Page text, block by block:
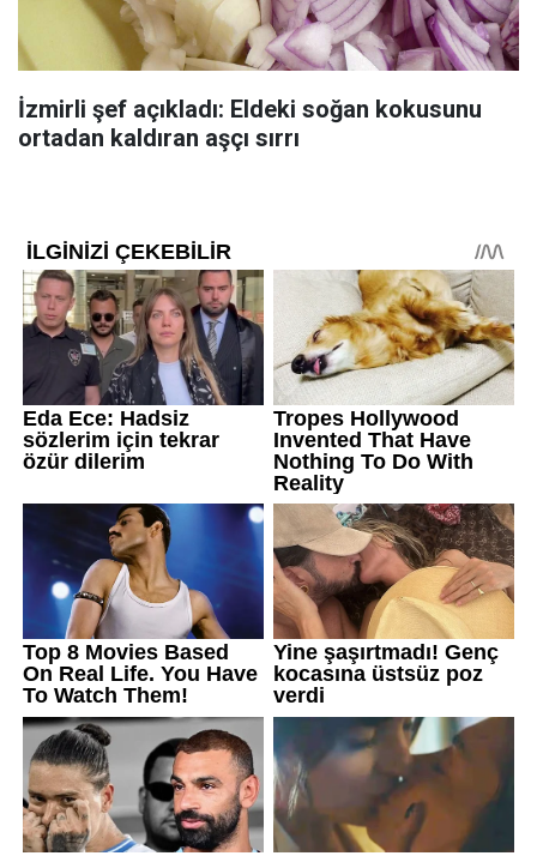
İzmirli şef açıkladı: Eldeki soğan kokusunu
ortadan kaldıran aşçı sırrı